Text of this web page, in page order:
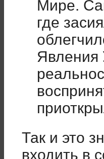
Мире.
где
Явления
Так и это
входить в